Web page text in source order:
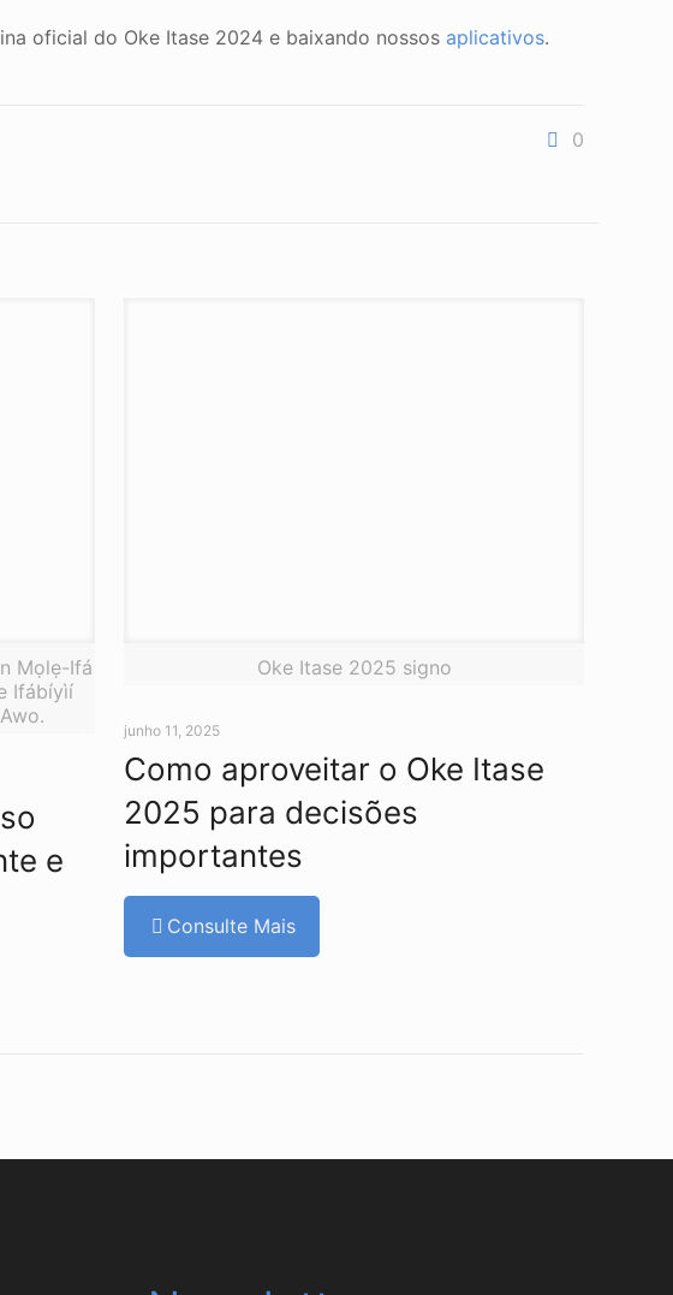
oficial do Oke Itase 2024 e baixando nossos aplicativos.
0
Mọlẹ-Ifá
Ifábíyìí
e
Oke Itase 2025 signo
junho 11, 2025
Como aproveitar o Oke Itase
2025 para decisões
importantes
Consulte Mais